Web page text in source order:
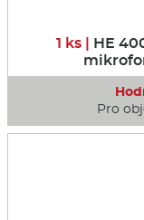
1 ks | HE
Pro